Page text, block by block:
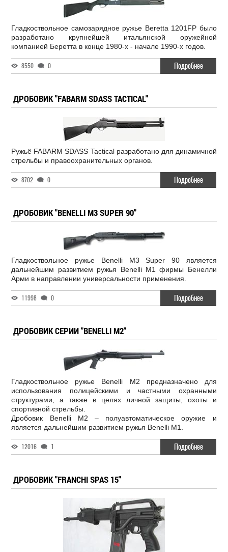
Гладкоствольное самозарядное ружье Beretta 1201FP было
разработано крупнейшей итальянской оружейной
компанией Беретта в конце 1980-х - начале 1990-х годов.
8550 0 Подробнее
ДРОБОВИК "FABARM SDASS TACTICAL"
Ружьё FABARM SDASS Tactical разработано для динамичной
стрельбы и правоохранительных органов.
8702 0 Подробнее
ДРОБОВИК "BENELLI M3 SUPER 90"
Гладкоствольное ружье Benelli M3 Super 90 является
дальнейшим развитием ружья Benelli М1 фирмы Бенелли
Арми в направлении универсальности применения.
11998 0 Подробнее
ДРОБОВИК СЕРИИ "BENELLI M2"
Гладкоствольное ружье Benelli M2 предназначено для
использования полицейскими и частными охранными
структурами, а также в целях личной защиты, охоты и
спортивной стрельбы.
Дробовик Benelli M2 – полуавтоматическое оружие и
является дальнейшим развитием ружья Benelli M1.
12016 1 Подробнее
ДРОБОВИК "FRANCHI SPAS 15"